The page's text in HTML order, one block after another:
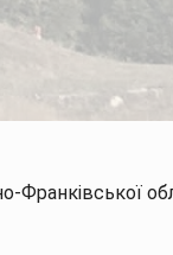
Франківської